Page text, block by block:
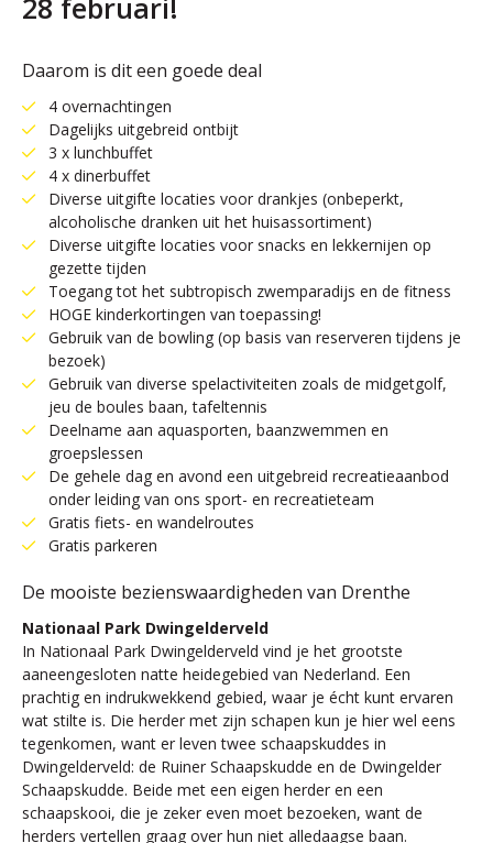
Daarom is dit een goede deal
4 overnachtingen
Dagelijks uitgebreid ontbijt
3 x lunchbuffet
4 x dinerbuffet
Diverse uitgifte locaties voor drankjes (onbeperkt,
alcoholische dranken uit het huisassortiment)
Diverse uitgifte locaties voor snacks en lekkernijen op
gezette tijden
Toegang tot het subtropisch zwemparadijs en de fitness
HOGE kinderkortingen van toepassing!
Gebruik van de bowling (op basis van reserveren tijdens je
bezoek)
Gebruik van diverse spelactiviteiten zoals de midgetgolf,
jeu de boules baan, tafeltennis
Deelname aan aquasporten, baanzwemmen en
groepslessen
De gehele dag en avond een uitgebreid recreatieaanbod
onder leiding van ons sport- en recreatieteam
Gratis fiets- en wandelroutes
Gratis parkeren
De mooiste bezienswaardigheden van Drenthe
Nationaal Park Dwingelderveld
In Nationaal Park Dwingelderveld vind je het grootste
aaneengesloten natte heidegebied van Nederland. Een
prachtig en indrukwekkend gebied, waar je écht kunt ervaren
wat stilte is. Die herder met zijn schapen kun je hier wel eens
tegenkomen, want er leven twee schaapskuddes in
Dwingelderveld: de Ruiner Schaapskudde en de Dwingelder
Schaapskudde. Beide met een eigen herder en een
schaapskooi, die je zeker even moet bezoeken, want de
herders vertellen graag over hun niet alledaagse baan.